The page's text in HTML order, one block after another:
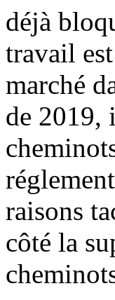
déjà
travail
marché
de 2019,
raisons
côté la